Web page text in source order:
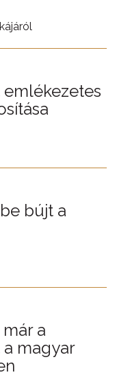
bújt a
a
magyar